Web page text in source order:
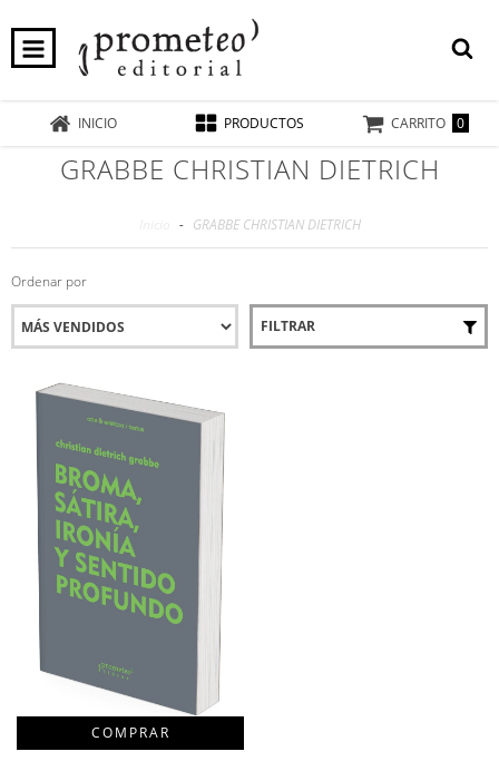
INICIO PRODUCTOS CARRITO 0
GRABBE CHRISTIAN DIETRICH
- GRABBE CHRISTIAN DIETRICH
Ordenar por
FILTRAR